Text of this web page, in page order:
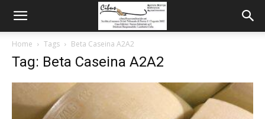
Home Tags Beta Caseina A2A2
Tag: Beta Caseina A2A2